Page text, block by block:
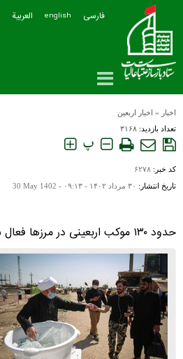
فارسی english العربیة
اخبار » اخبار اربعین
تعداد بازدید: ۳۱۶۸
پ
کد خبر: ۶۲۷۸
تاریخ انتشار: ۳۰ مرداد ۱۴۰۲ - ۰۹:۱۳ - 30 May 1402
حدود ۱۳۰ موکب اربعینی در مرز‌ها فعال شده‌اند